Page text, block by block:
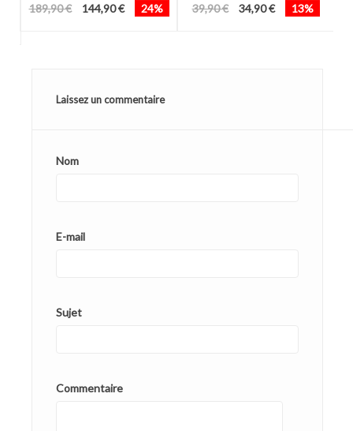
189,90 €
144,90 € 24%
39,90 €
34,90 € 13%
Laissez un commentaire
Nom
E-mail
Sujet
Commentaire